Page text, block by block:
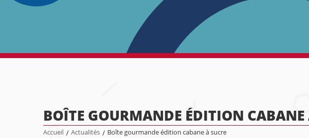
BOÎTE GOURMANDE ÉDITION CABANE
Accueil / Actualités / Boîte gourmande édition cabane à sucre